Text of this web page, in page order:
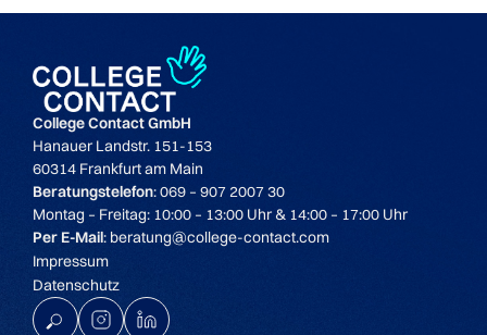
College Contact GmbH
Hanauer Landstr. 151-153
60314 Frankfurt am Main
Beratungstelefon: 069 – 907 2007 30
Montag – Freitag: 10:00 – 13:00 Uhr & 14:00 – 17:00 Uhr
Per E-Mail: beratung@college-contact.com
Impressum
Datenschutz